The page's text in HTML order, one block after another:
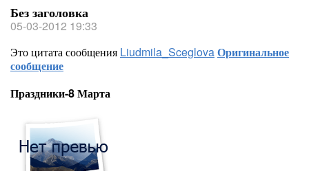
Без заголовка
05-03-2012 19:33
Это цитата сообщения Liudmila_SceglovaОригинальное
сообщение
Праздники-8 Марта